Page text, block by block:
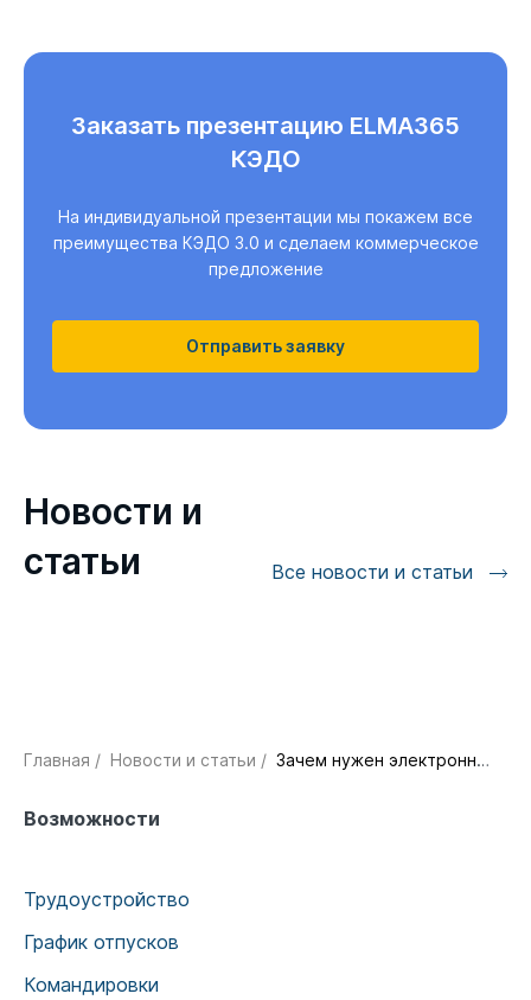
Заказать презентацию ELMA365
КЭДО
На индивидуальной презентации мы покажем все
преимущества КЭДО 3.0 и сделаем коммерческое
предложение
Отправить заявку
Новости и
статьи
Все новости и статьи
Главная / Новости и статьи / Зачем нужен электронный документооборот
Возможности
Трудоустройство
График отпусков
Командировки